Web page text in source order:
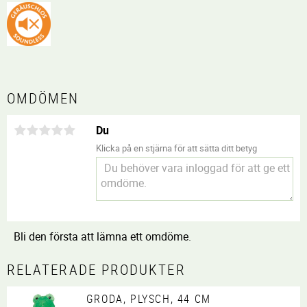
OMDÖMEN
Du
Klicka på en stjärna för att sätta ditt betyg
Bli den första att lämna ett omdöme.
RELATERADE PRODUKTER
GRODA, PLYSCH, 44 CM